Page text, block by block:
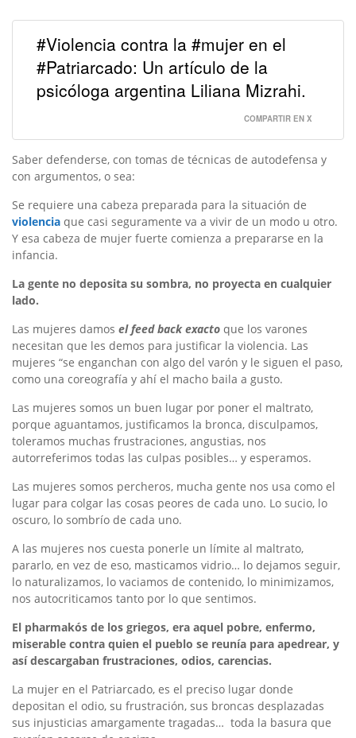
#Violencia contra la #mujer en el
#Patriarcado: Un artículo de la
psicóloga argentina Liliana Mizrahi.
COMPARTIR EN X
Saber defenderse, con tomas de técnicas de autodefensa y
con argumentos, o sea:
Se requiere una cabeza preparada para la situación de
violencia que casi seguramente va a vivir de un modo u otro.
Y esa cabeza de mujer fuerte comienza a prepararse en la
infancia.
La gente no deposita su sombra, no proyecta en cualquier
lado.
Las mujeres damos el feed back exacto que los varones
necesitan que les demos para justificar la violencia. Las
mujeres “se enganchan con algo del varón y le siguen el paso,
como una coreografía y ahí el macho baila a gusto.
Las mujeres somos un buen lugar por poner el maltrato,
porque aguantamos, justificamos la bronca, disculpamos,
toleramos muchas frustraciones, angustias, nos
autorreferimos todas las culpas posibles… y esperamos.
Las mujeres somos percheros, mucha gente nos usa como el
lugar para colgar las cosas peores de cada uno. Lo sucio, lo
oscuro, lo sombrío de cada uno.
A las mujeres nos cuesta ponerle un límite al maltrato,
pararlo, en vez de eso, masticamos vidrio… lo dejamos seguir,
lo naturalizamos, lo vaciamos de contenido, lo minimizamos,
nos autocriticamos tanto por lo que sentimos.
El pharmakós de los griegos, era aquel pobre, enfermo,
miserable contra quien el pueblo se reunía para apedrear, y
así descargaban frustraciones, odios, carencias.
La mujer en el Patriarcado, es el preciso lugar donde
depositan el odio, su frustración, sus broncas desplazadas
sus injusticias amargamente tragadas… toda la basura que